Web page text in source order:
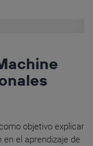
objetivo explicar
el aprendizaje de